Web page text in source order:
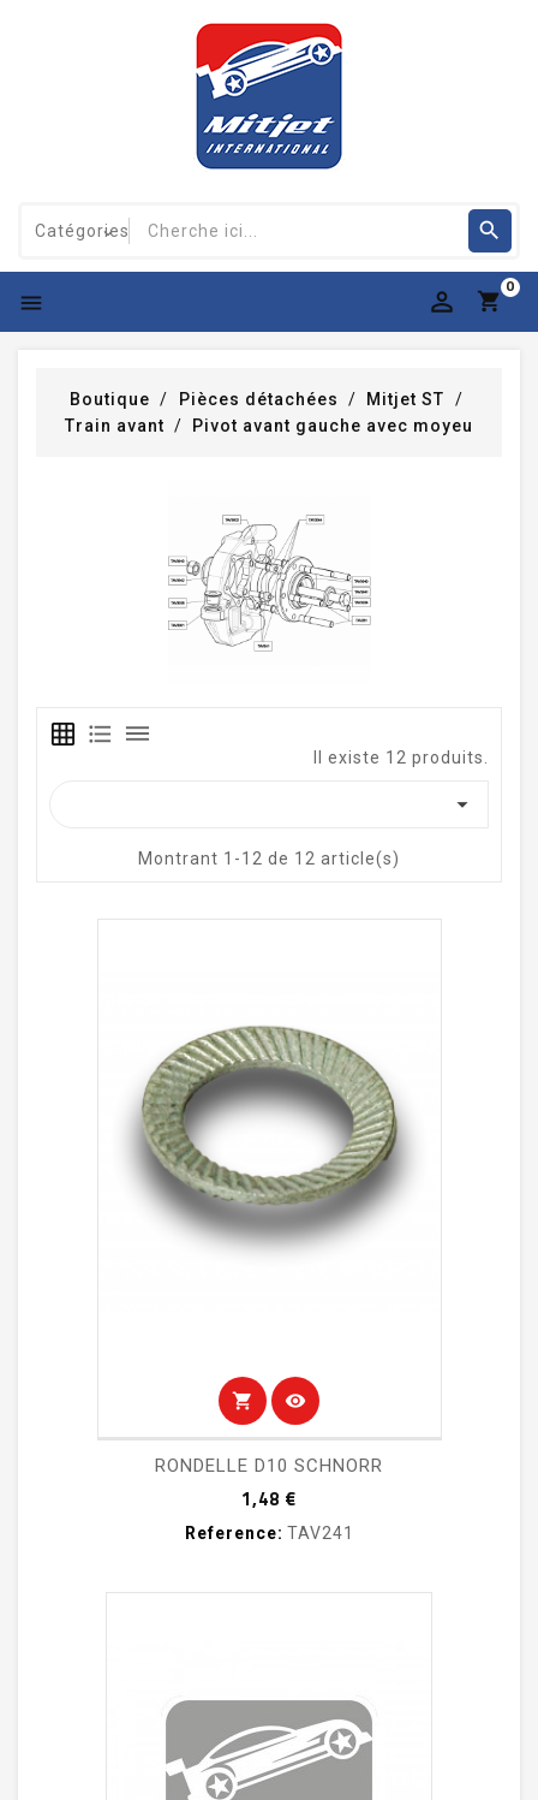

0
Boutique Pièces détachées
Mitjet ST
Train avant
Pivot avant gauche avec moyeu
grid_on format_list_bulleted dehaze
Il existe 12 produits.

Montrant 1-12 de 12 article(s)
shopping_cart visibility
RONDELLE D10 SCHNORR
1,48 €
Reference: TAV241